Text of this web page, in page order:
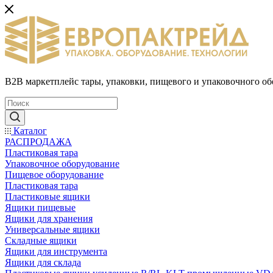
B2B маркетплейс тары, упаковки, пищевого и упаковочного
Каталог
РАСПРОДАЖА
Пластиковая тара
Упаковочное оборудование
Пищевое оборудование
Пластиковая тара
Пластиковые ящики
Ящики пищевые
Ящики для хранения
Универсальные ящики
Складные ящики
Ящики для инструмента
Ящики для склада